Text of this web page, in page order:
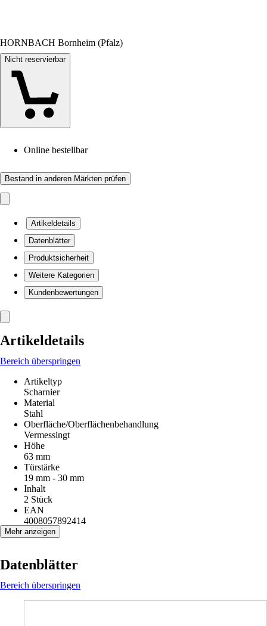
HORNBACH Bornheim (Pfalz)
Nicht reservierbar
Online bestellbar
Bestand in anderen Märkten prüfen
Artikeldetails
Datenblätter
Produktsicherheit
Weitere Kategorien
Kundenbewertungen
Artikeldetails
Bereich überspringen
Artikeltyp
Scharnier
Material
Stahl
Oberfläche/Oberflächenbehandlung
Vermessingt
Höhe
63 mm
Türstärke
19 mm - 30 mm
Inhalt
2 Stück
EAN
4008057892414
Mehr anzeigen
Datenblätter
Bereich überspringen